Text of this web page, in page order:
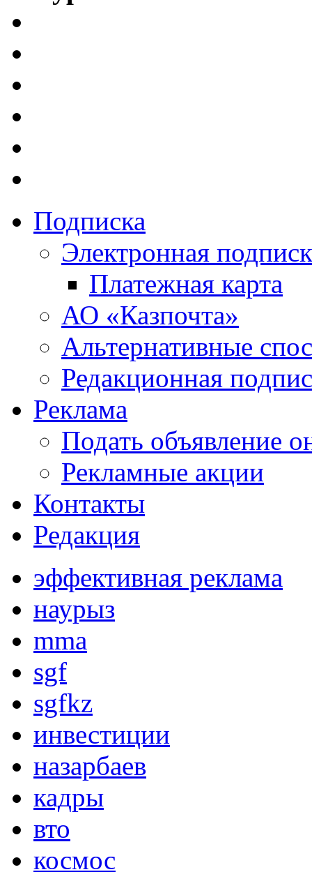
Подписка
Электронная
Платежная карта
АО «Казпочта»
Альтернативные
Редакционная
Реклама
Подать объявление
Рекламные акции
Контакты
Редакция
эффективная реклама
наурыз
mma
sgf
sgfkz
инвестиции
назарбаев
кадры
вто
космос